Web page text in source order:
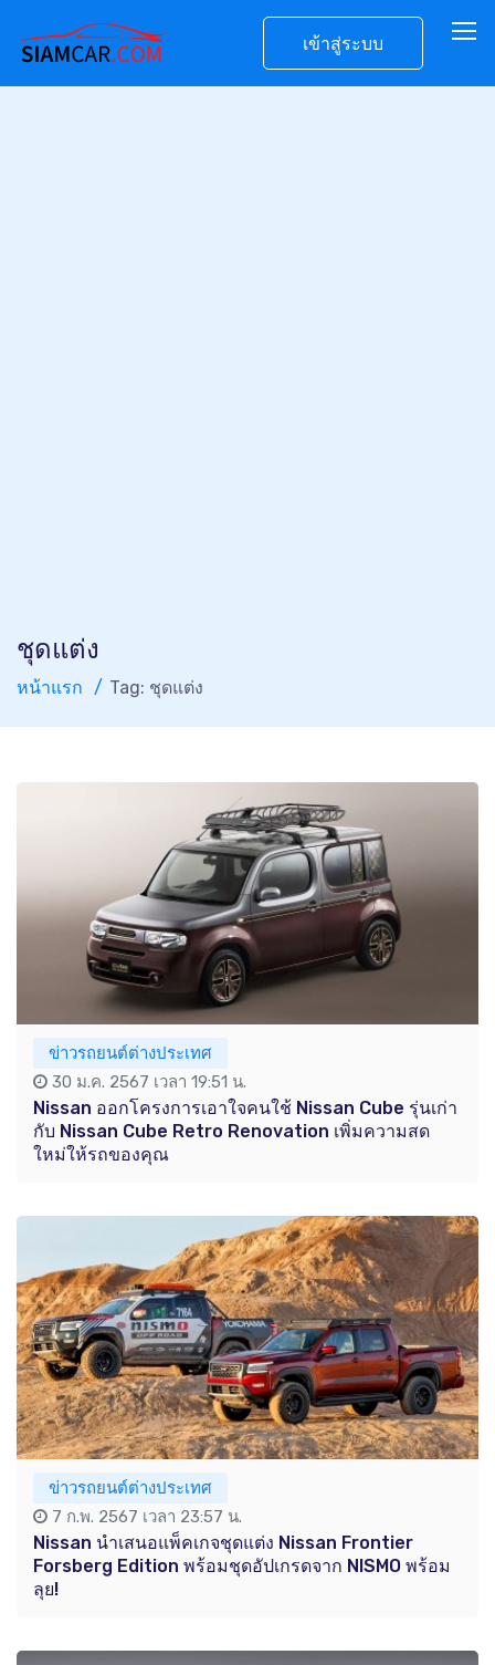
เข้าสู่ระบบ
ชุดแต่ง
หน้าแรก Tag: ชุดแต่ง
ข่าวรถยนต์ต่างประเทศ
30 ม.ค. 2567 เวลา 19:51 น.
Nissan ออกโครงการเอาใจคนใช้ Nissan Cube รุ่นเก่า
กับ Nissan Cube Retro Renovation เพิ่มความสด
ใหม่ให้รถของคุณ
ข่าวรถยนต์ต่างประเทศ
7 ก.พ. 2567 เวลา 23:57 น.
Nissan นำเสนอแพ็คเกจชุดแต่ง Nissan Frontier
Forsberg Edition พร้อมชุดอัปเกรดจาก NISMO พร้อม
ลุย!